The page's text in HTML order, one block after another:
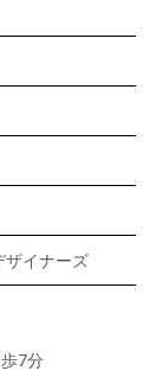
ザイナーズ
7分